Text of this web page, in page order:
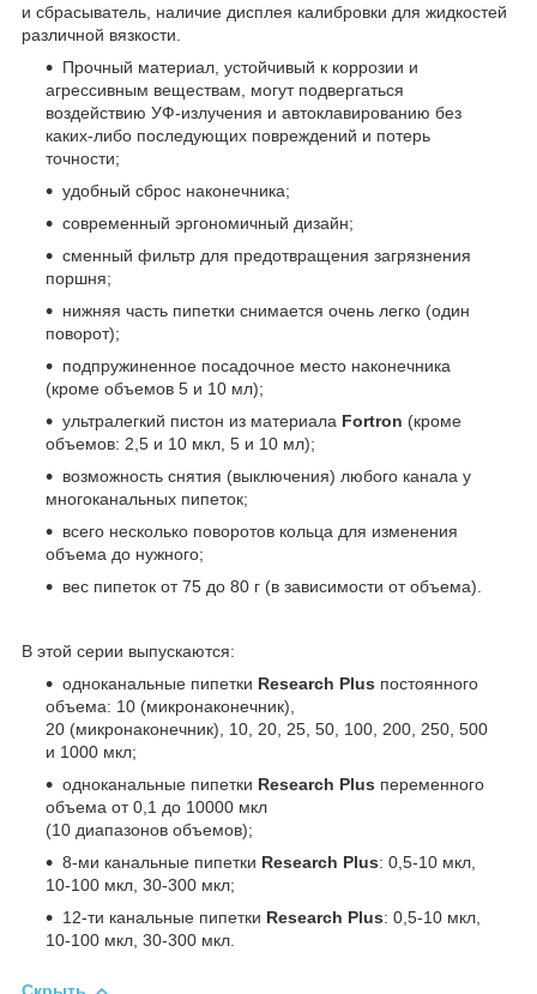
и сбрасыватель, наличие дисплея калибровки для жидкостей
различной вязкости.
Прочный материал, устойчивый к коррозии и
агрессивным веществам, могут подвергаться
воздействию УФ-излучения и автоклавированию без
каких-либо последующих повреждений и потерь
точности;
удобный сброс наконечника;
современный эргономичный дизайн;
сменный фильтр для предотвращения загрязнения
поршня;
нижняя часть пипетки снимается очень легко (один
поворот);
подпружиненное посадочное место наконечника
(кроме объемов 5 и 10 мл);
ультралегкий пистон из материала Fortron (кроме
объемов: 2,5 и 10 мкл, 5 и 10 мл);
возможность снятия (выключения) любого канала у
многоканальных пипеток;
всего несколько поворотов кольца для изменения
объема до нужного;
вес пипеток от 75 до 80 г (в зависимости от объема).
В этой серии выпускаются:
одноканальные пипетки Research Plus постоянного
объема: 10 (микронаконечник),
20 (микронаконечник), 10, 20, 25, 50, 100, 200, 250, 500
и 1000 мкл;
одноканальные пипетки Research Plus переменного
объема от 0,1 до 10000 мкл
(10 диапазонов объемов);
8-ми канальные пипетки Research Plus: 0,5-10 мкл,
10-100 мкл, 30-300 мкл;
12-ти канальные пипетки Research Plus: 0,5-10 мкл,
10-100 мкл, 30-300 мкл.
Скрыть